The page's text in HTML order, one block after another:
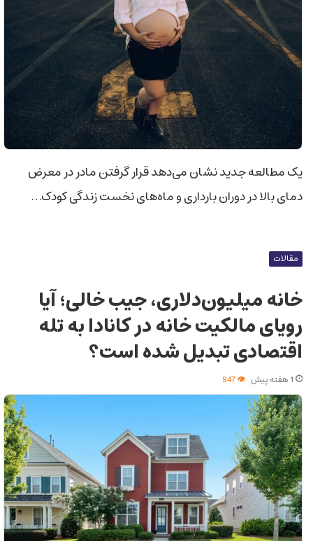
یک مطالعه جدید نشان می‌دهد قرار گرفتن مادر در معرض
دمای بالا در دوران بارداری و ماه‌های نخست زندگی کودک…
مقالات
خانه‌ میلیون‌دلاری، جیب‌ خالی؛ آیا
رویای مالکیت خانه در کانادا به تله
اقتصادی تبدیل شده است؟
1 هفته پیش